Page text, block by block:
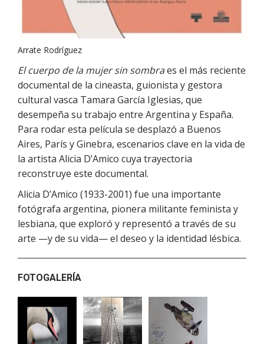
Arrate Rodríguez
El cuerpo de la mujer sin sombraes el más reciente
documental de la cineasta, guionista y gestora
cultural vasca Tamara García Iglesias, que
desempeña su trabajo entre Argentina y España.
Para rodar esta película se desplazó a Buenos
Aires, París y Ginebra, escenarios clave en la vida de
la artista Alicia D’Amico cuya trayectoria
reconstruye este documental.
Alicia D’Amico (1933-2001) fue una importante
fotógrafa argentina, pionera militante feminista y
lesbiana, que exploró y representó a través de su
arte —y de su vida— el deseo y la identidad lésbica.
FOTOGALERÍA